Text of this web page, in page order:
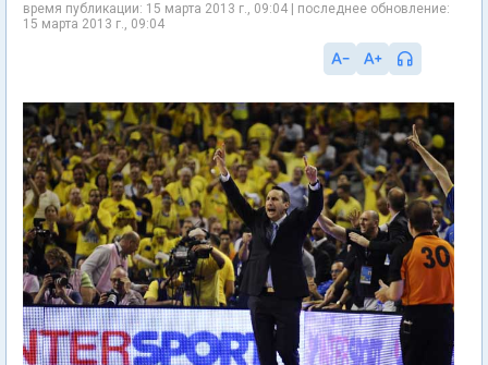
время публикации: 15 марта 2013 г., 09:04 | последнее обновление:
15 марта 2013 г., 09:04